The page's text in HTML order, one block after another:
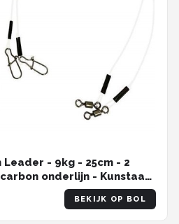
- 9kg - 25cm - 2
onderlijn - Kunstaas
BEKIJK OP BOL